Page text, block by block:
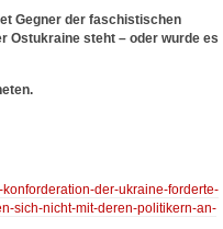
Gegner der faschistischen
Ostukraine steht – oder wurde es
der-ukraine-forderte-
sich-nicht-mit-deren-politikern-an-